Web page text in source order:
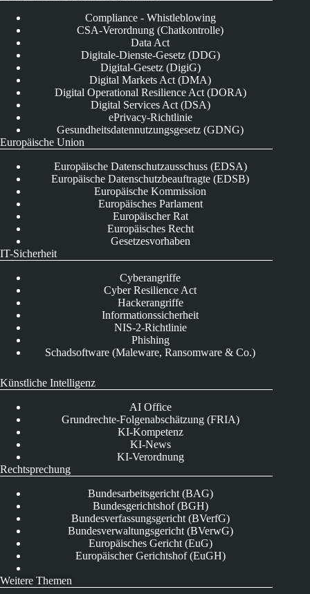
Compliance - Whistleblowing
CSA-Verordnung (Chatkontrolle)
Data Act
Digitale-Dienste-Gesetz (DDG)
Digital-Gesetz (DigiG)
Digital Markets Act (DMA)
Digital Operational Resilience Act (DORA)
Digital Services Act (DSA)
ePrivacy-Richtlinie
Gesundheitsdatennutzungsgesetz (GDNG)
Europäische Union
Europäische Datenschutzausschuss (EDSA)
Europäische Datenschutzbeauftragte (EDSB)
Europäische Kommission
Europäisches Parlament
Europäischer Rat
Europäisches Recht
Gesetzesvorhaben
IT-Sicherheit
Cyberangriffe
Cyber Resilience Act
Hackerangriffe
Informationssicherheit
NIS-2-Richtlinie
Phishing
Schadsoftware (Maleware, Ransomware & Co.)
Künstliche Intelligenz
AI Office
Grundrechte-Folgenabschätzung (FRIA)
KI-Kompetenz
KI-News
KI-Verordnung
Rechtsprechung
Bundesarbeitsgericht (BAG)
Bundesgerichtshof (BGH)
Bundesverfassungsgericht (BVerfG)
Bundesverwaltungsgericht (BVerwG)
Europäisches Gericht (EuG)
Europäischer Gerichtshof (EuGH)
Weitere Themen